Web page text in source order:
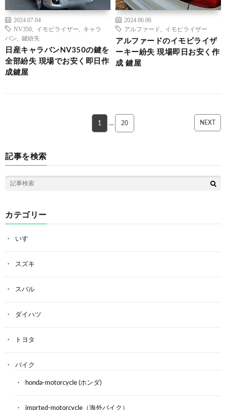
2024.07.04
NV350
イモビライザー
キャラ
バン
鍵紛失
日産キャラバンNV350の鍵を
全部紛失 現場でお安く即日作
成鍵屋
2024.06.06
アルファード
イモビライザー
アルファードのイモビライザ
ーキー紛失 現場即日お安く作
成 鍵屋
1 … 20 NEXT
記事を検索
カテゴリー
いすゞ
スズキ
スバル
ダイハツ
トヨタ
バイク
honda-motorcycle (ホンダ)
imprted-motorcycle（海外バイク）